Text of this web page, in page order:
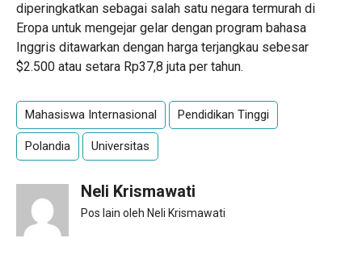
diperingkatkan sebagai salah satu negara termurah di
Eropa untuk mengejar gelar dengan program bahasa
Inggris ditawarkan dengan harga terjangkau sebesar
$2.500 atau setara Rp37,8 juta per tahun.
Mahasiswa Internasional Pendidikan Tinggi
Polandia Universitas
Neli Krismawati
Pos lain oleh Neli Krismawati